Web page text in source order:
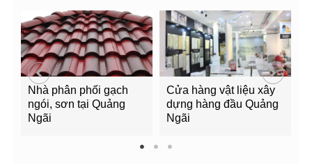
Nhà phân phối gạch
ngói, sơn tại Quảng
Ngãi
Cửa hàng vật liệu xây
dựng hàng đầu Quảng
Ngãi
1 2 3